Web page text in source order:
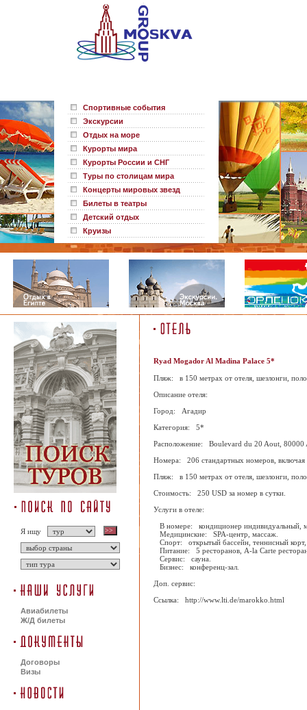
Спортивные события
Экскурсии
Отдых на море
Курорты мира
Курорты России и СНГ
Туры по столицам мира
Концерты мировых звезд
Билеты в театры
Детский отдых
Круизы
Я ищу
Авиабилеты
Ж/Д билеты
Договоры
Визы
Ryad Mogador Al Madina Palace 5*
Пляж: в 150 метрах от отеля, шезлонги,
Описание отеля:
Город: Агадир
Категория: 5*
Расположение: Boulevard du 20 Aout, 80000
Номера: 206 стандартных номеров, включая
Пляж: в 150 метрах от отеля, шезлонги,
Стоимость: 250 USD за номер в сутки.
Услуги в отеле:
В номере: кондиционер индивидуальный,
Медицинские: SPA-центр, массаж.
Спорт: открытый бассейн, теннисный корт,
Питание: 5 ресторанов, A-la Сarte
Сервис: сауна.
Бизнес: конференц-зал.
Доп. сервис:
Ссылка: http://www.lti.de/marokko.html